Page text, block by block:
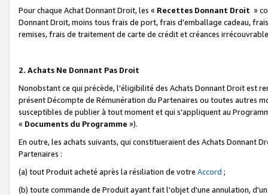
Pour chaque Achat Donnant Droit, les « Recettes Donnant Droit »
Donnant Droit, moins tous frais de port, frais d'emballage cadeau,
remises, frais de traitement de carte de crédit et créances
2. Achats Ne Donnant Pas Droit
Nonobstant ce qui précède, l'éligibilité des Achats Donnant Droit est
présent Décompte de Rémunération du Partenaires ou toutes autres
susceptibles de publier à tout moment et qui s'appliquent au
« Documents du Programme »).
En outre, les achats suivants, qui constitueraient des Achats Donnant
Partenaires :
(a) tout Produit acheté après la résiliation de votre Accord ;
(b) toute commande de Produit ayant fait l'objet d'une annulation,